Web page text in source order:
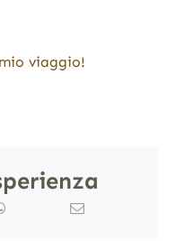
viaggio!